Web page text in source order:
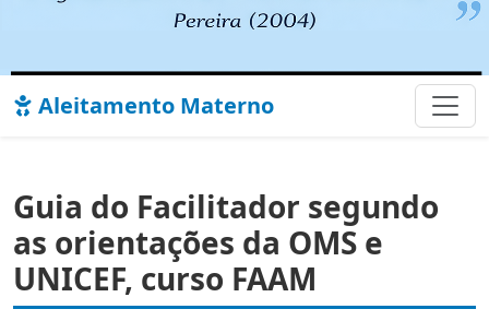
Aleitamento Materno
Guia do Facilitador segundo
as orientações da OMS e
UNICEF, curso FAAM